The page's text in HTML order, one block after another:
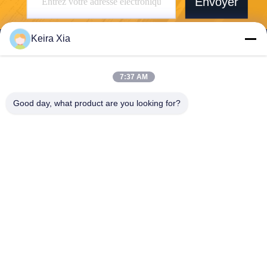
Technology Co. Ltd
Keira Xia
7:37 AM
Good day, what product are you looking for?